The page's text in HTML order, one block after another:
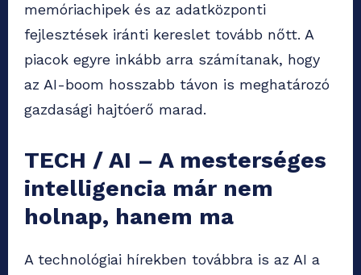
memóriachipek és az adatközponti
fejlesztések iránti kereslet tovább nőtt. A
piacok egyre inkább arra számítanak, hogy
az AI-boom hosszabb távon is meghatározó
gazdasági hajtóerő marad.
TECH / AI – A mesterséges
intelligencia már nem
holnap, hanem ma
A technológiai hírekben továbbra is az AI a